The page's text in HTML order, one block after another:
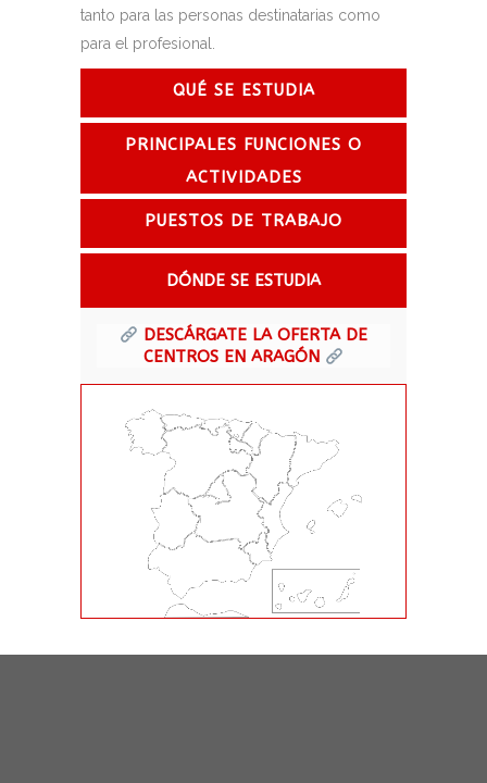
tanto para las personas destinatarias como
para el profesional.
QUÉ SE ESTUDIA
PRINCIPALES FUNCIONES O
ACTIVIDADES
PUESTOS DE TRABAJO
DÓNDE SE ESTUDIA
DESCÁRGATE LA OFERTA DE
CENTROS EN ARAGÓN